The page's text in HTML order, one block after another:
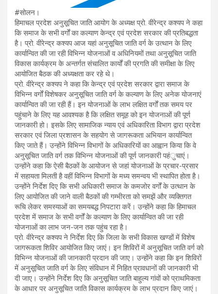
#सोलन।
हिमाचल प्रदेश अनुसूचित जाति आयोग के अध्यक्ष प्रो. वीरेन्द्र कश्यप ने कहा
कि समाज के सभी वर्गों का कल्याण केन्द्र एवं प्रदेश सरकार की प्रतिबद्धता
है। प्रो. वीरेन्द्र कश्यप आज यहां अनुसूचित जाति वर्ग के उत्थान के लिए
कार्यान्वित की जा रही विभिन्न योजनाओं व अधिनियमों तथा अनुसूचित जाति
विकास कार्यक्रम के अन्तर्गत संचालित कार्यों की प्रगति की समीक्षा के लिए
आयोजित बैठक की अध्यक्षता कर रहे थे।
प्रो. वीरेन्द्र कश्यप ने कहा कि केन्द्र एवं प्रदेश सरकार द्वारा समाज के
विभिन्न वर्गों विशेषकर अनुसूचित जाति वर्ग के कल्याण के लिए अनेक योजनाएं
कार्यान्वित की जा रही हैं। इन योजनाओं के लाभ लक्षित वर्गों तक समय पर
पहुंचाने के लिए यह आवश्यक है कि लक्षित समूह को इन योजनाओं की पूर्ण
जानकारी हो। इसके लिए सामाजिक न्याय एवं अधिकारिता विभाग द्वारा प्रदेश
सरकार एवं जिला प्रशासन के सहयोग से जागरूकता अभियान कार्यान्वित
किए जाते हैं। उन्होंने विभिन्न विभागों के अधिकारियों का आह्वान किया कि वे
अनुसूचित जाति वर्ग तक विभिन्न योजनाओं की पूर्ण जानकारी पहंुचाएं।
उन्होंने कहा कि ऐसी बैठकों के आयोजन से जहां योजनाओं के प्रचार-प्रसार
में सहायता मिलती है वहीं विभिन्न विभागों के मध्य समन्वय भी स्थापित होता है।
उन्होंने निर्देश दिए कि सभी अधिकारी समाज के कमजोर वर्गों के उत्थान के
लिए आयोजित की जाने वाली बैठकों की गम्भीरता को समझें और व्यक्तिगत
रूचि लेकर समस्याओं का समयबद्ध निपटारा करें। उन्होंने कहा कि हिमाचल
प्रदेश में समाज के सभी वर्गों के कल्याण के लिए कार्यान्वित की जा रही
योजनाओं का लाभ जन-जन तक पहुंच रहा है।
प्रो. वीरेन्द्र कश्यप ने निर्देश दिए कि जिला के सभी विकास खण्डों में विशेष
जागरूकता शिविर आयोजित किए जाएं। इन शिविरों में अनुसूचित जाति वर्ग को
विभिन्न योजनाओं की जानकारी प्रदान की जाए। उन्होंने कहा कि इन शिविरों
में अनुसूचित जाति वर्ग के लिए संविधान में निहित प्रावधानों की जानकारी भी
दी जाए। उन्होंने निर्देश दिए कि अनुसूचित जाति बाहुल्य गांवों को प्राथमिकता
के आधार पर अनुसूचित जाति विकास कार्यक्रम के लाभ प्रदान किए जाएं।